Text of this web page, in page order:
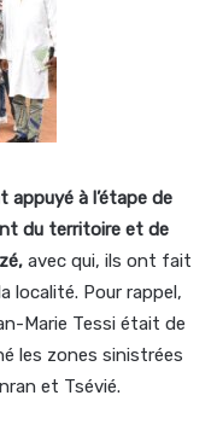
appuyé à l’étape de
du territoire et de
avec qui, ils ont fait
localité. Pour rappel,
Marie Tessi était de
les zones sinistrées
et Tsévié.